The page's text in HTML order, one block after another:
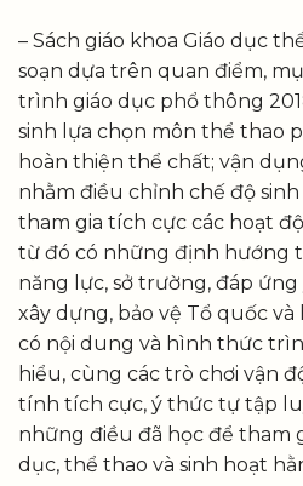
– Sách giáo khoa Giáo dục
soạn dựa trên quan điểm,
trình giáo dục phổ thông
sinh lựa chọn môn thể thao
hoàn thiện thể chất; vận
nhằm điều chỉnh chế độ
tham gia tích cực các hoạt
từ đó có những định hướng
năng lực, sở trường, đáp
xây dựng, bảo vệ Tổ quốc
có nội dung và hình thức
hiểu, cùng các trò chơi vận
tính tích cực, ý thức tự tập
những điều đã học để tham
dục, thể thao và sinh hoạt